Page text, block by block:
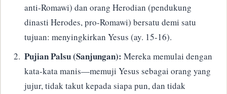
anti-Romawi) dan orang Herodian (pendukung
dinasti Herodes, pro-Romawi) bersatu demi satu
tujuan: menyingkirkan Yesus (ay. 15-16).
Pujian Palsu (Sanjungan): Mereka memulai dengan
kata-kata manis—memuji Yesus sebagai orang yang
jujur, tidak takut kepada siapa pun, dan tidak